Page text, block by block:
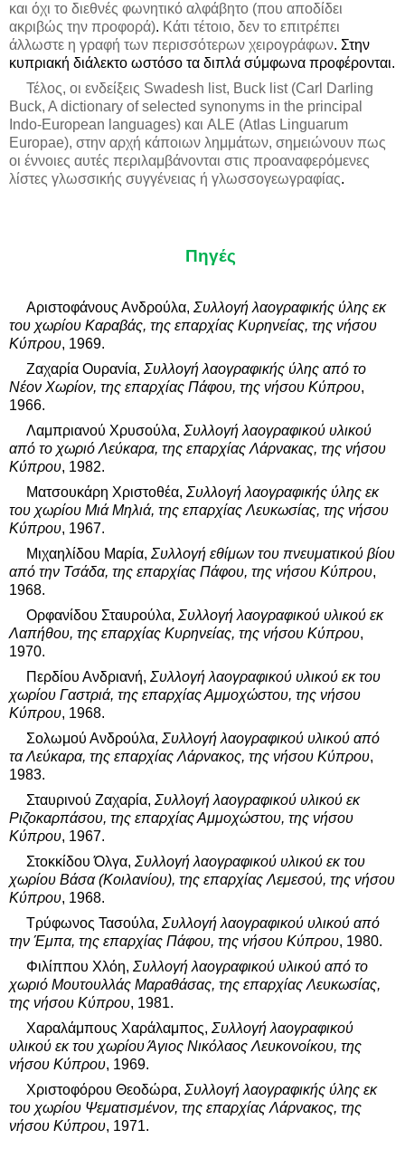
και όχι το διεθνές φωνητικό αλφάβητο (που αποδίδει
ακριβώς την προφορά). Κάτι τέτοιο, δεν το επιτρέπει
άλλωστε η γραφή των περισσότερων χειρογράφων. Στην
κυπριακή διάλεκτο ωστόσο τα διπλά σύμφωνα προφέρονται.
Τέλος, οι ενδείξεις Swadesh list, Buck list (Carl Darling
Buck, A dictionary of selected synonyms in the principal
Indo-European languages) και ALE (Atlas Linguarum
Europae), στην αρχή κάποιων λημμάτων, σημειώνουν πως
οι έννοιες αυτές περιλαμβάνονται στις προαναφερόμενες
λίστες γλωσσικής συγγένειας ή γλωσσογεωγραφίας.
Πηγές
Αριστοφάνους Ανδρούλα, Συλλογή λαογραφικής ύλης εκ
του χωρίου Καραβάς, της επαρχίας Κυρηνείας, της νήσου
Κύπρου, 1969.
Ζαχαρία Ουρανία, Συλλογή λαογραφικής ύλης από το
Νέον Χωρίον, της επαρχίας Πάφου, της νήσου Κύπρου,
1966.
Λαμπριανού Χρυσούλα, Συλλογή λαογραφικού υλικού
από το χωριό Λεύκαρα, της επαρχίας Λάρνακας, της νήσου
Κύπρου, 1982.
Ματσουκάρη Χριστοθέα, Συλλογή λαογραφικής ύλης εκ
του χωρίου Μιά Μηλιά, της επαρχίας Λευκωσίας, της νήσου
Κύπρου, 1967.
Μιχαηλίδου Μαρία, Συλλογή εθίμων του πνευματικού βίου
από την Τσάδα, της επαρχίας Πάφου, της νήσου Κύπρου,
1968.
Ορφανίδου Σταυρούλα, Συλλογή λαογραφικού υλικού εκ
Λαπήθου, της επαρχίας Κυρηνείας, της νήσου Κύπρου,
1970.
Περδίου Ανδριανή, Συλλογή λαογραφικού υλικού εκ του
χωρίου Γαστριά, της επαρχίας Αμμοχώστου, της νήσου
Κύπρου, 1968.
Σολωμού Ανδρούλα, Συλλογή λαογραφικού υλικού από
τα Λεύκαρα, της επαρχίας Λάρνακος, της νήσου Κύπρου,
1983.
Σταυρινού Ζαχαρία, Συλλογή λαογραφικού υλικού εκ
Ριζοκαρπάσου, της επαρχίας Αμμοχώστου, της νήσου
Κύπρου, 1967.
Στοκκίδου Όλγα, Συλλογή λαογραφικού υλικού εκ του
χωρίου Βάσα (Κοιλανίου), της επαρχίας Λεμεσού, της νήσου
Κύπρου, 1968.
Τρύφωνος Τασούλα, Συλλογή λαογραφικού υλικού από
την Έμπα, της επαρχίας Πάφου, της νήσου Κύπρου, 1980.
Φιλίππου Χλόη, Συλλογή λαογραφικού υλικού από το
χωριό Μουτουλλάς Μαραθάσας, της επαρχίας Λευκωσίας,
της νήσου Κύπρου, 1981.
Χαραλάμπους Χαράλαμπος, Συλλογή λαογραφικού
υλικού εκ του χωρίου Άγιος Νικόλαος Λευκονοίκου, της
νήσου Κύπρου, 1969.
Χριστοφόρου Θεοδώρα, Συλλογή λαογραφικής ύλης εκ
του χωρίου Ψεματισμένον, της επαρχίας Λάρνακος, της
νήσου Κύπρου, 1971.